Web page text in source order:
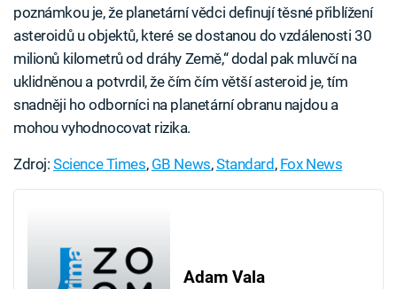
poznámkou je, že planetární vědci definují těsné přiblížení
asteroidů u objektů, které se dostanou do vzdálenosti 30
milionů kilometrů od dráhy Země,“ dodal pak mluvčí na
uklidněnou a potvrdil, že čím čím větší asteroid je, tím
snadněji ho odborníci na planetární obranu najdou a
mohou vyhodnocovat rizika.
Zdroj:Science Times, GB News,Standard , Fox News
Adam Vala